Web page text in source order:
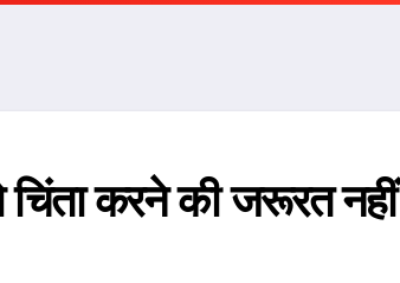
चिंता करने की जरूरत नहीं